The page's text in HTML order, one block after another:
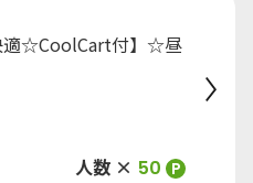
適☆CoolCart付】☆昼
人数 × 50 P